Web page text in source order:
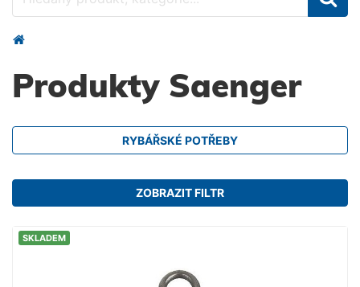
Produkty Saenger
RYBÁŘSKÉ POTŘEBY
ZOBRAZIT FILTR
SKLADEM